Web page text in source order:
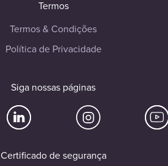
Termos
Termos & Condições
Política de Privacidade
Siga nossas páginas
Certificado de segurança